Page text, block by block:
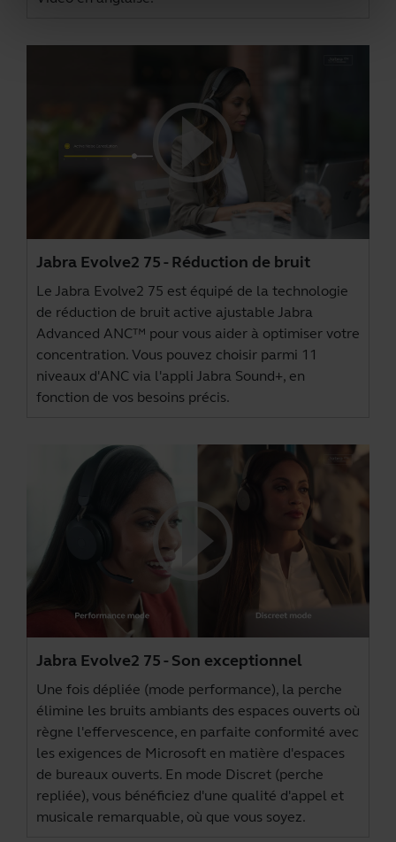
Jabra Evolve2 75 - Réduction de bruit
Le Jabra Evolve2 75 est équipé de la technologie
de réduction de bruit active ajustable Jabra
Advanced ANC™ pour vous aider à optimiser votre
concentration. Vous pouvez choisir parmi 11
niveaux d'ANC via l'appli Jabra Sound+, en
fonction de vos besoins précis.
Jabra Evolve2 75 - Son exceptionnel
Une fois dépliée (mode performance), la perche
élimine les bruits ambiants des espaces ouverts où
règne l'effervescence, en parfaite conformité avec
les exigences de Microsoft en matière d'espaces
de bureaux ouverts. En mode Discret (perche
repliée), vous bénéficiez d'une qualité d'appel et
musicale remarquable, où que vous soyez.